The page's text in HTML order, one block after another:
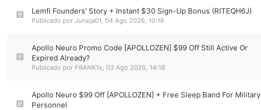
Lemfi Founders’ Story + Instant $30 Sign-Up Bonus (RITEQH6J)
Publicado por Juneja01 04 Ago 2026, 10:16
Apollo Neuro Promo Code [APOLLOZEN] $99 Off Still Active Or
Expired Already?
Publicado por FRANK1x 03 Ago 2026, 14:18
Apollo Neuro $99 Off [APOLLOZEN] + Free Sleep Band For Military
Personnel